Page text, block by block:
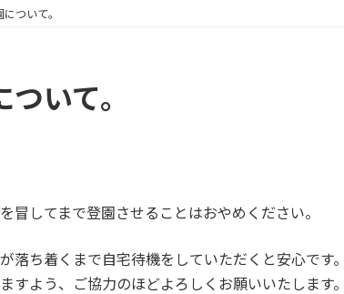
ついて。
いて。
冒してまで登園させることはおやめください。
落ち着くまで自宅待機をしていただくと安心です。
すよう、ご協力のほどよろしくお願いいたします。